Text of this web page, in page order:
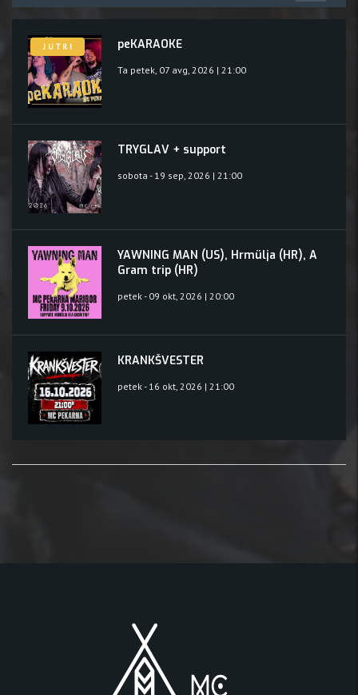
J U T R I peKARAOKE
Ta petek, 07 avg, 2026 | 21:00
TRYGLAV + support
sobota - 19 sep, 2026 | 21:00
YAWNING MAN (US), Hrmülja (HR), A
Gram trip (HR)
petek - 09 okt, 2026 | 20:00
KRANKŠVESTER
petek - 16 okt, 2026 | 21:00